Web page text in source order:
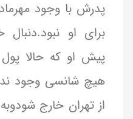
پدرش با وجود
برای او
پیش او که حالا
هیچ شانسی وجود
از تهران خارج